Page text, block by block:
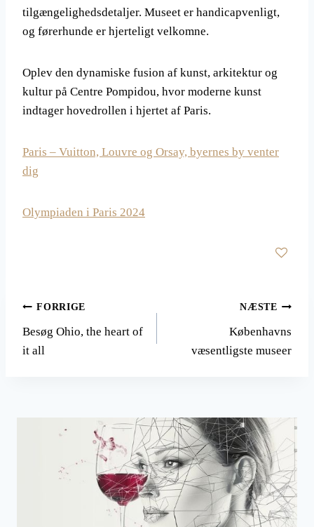
tilgængelighedsdetaljer. Museet er handicapvenligt,
og førerhunde er hjerteligt velkomne.
Oplev den dynamiske fusion af kunst, arkitektur og
kultur på Centre Pompidou, hvor moderne kunst
indtager hovedrollen i hjertet af Paris.
Paris – Vuitton, Louvre og Orsay, byernes by venter
dig
Olympiaden i Paris 2024
Indlægsnavigation
FORRIGE
Besøg Ohio, the heart of
it all
NÆSTE
Københavns
væsentligste museer